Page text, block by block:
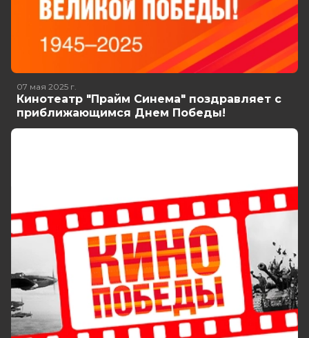
07 мая 2025 г.
Кинотеатр "Прайм Синема" поздравляет с
приближающимся Днем Победы!